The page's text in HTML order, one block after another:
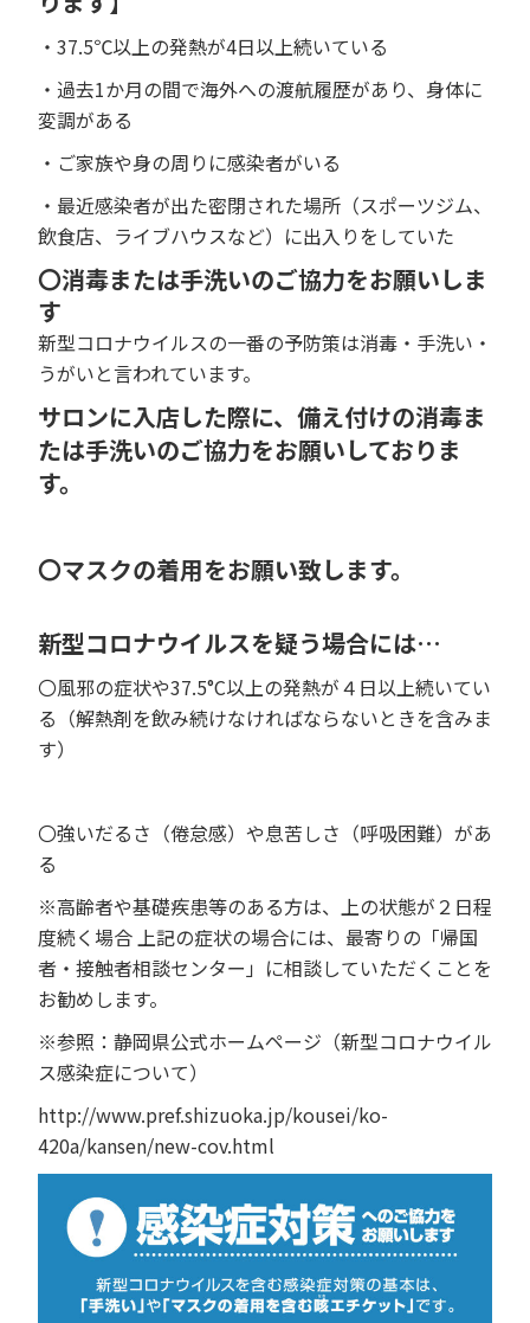
・37.5℃以上の発熱が4日以上続いている
・過去1か月の間で海外への渡航履歴があり、身体に
変調がある
・ご家族や身の周りに感染者がいる
・最近感染者が出た密閉された場所（スポーツジム、
飲食店、ライブハウスなど）に出入りをしていた
〇消毒または手洗いのご協力をお願いしま
す
新型コロナウイルスの一番の予防策は消毒・手洗い・
うがいと言われています。
サロンに入店した際に、備え付けの消毒ま
たは手洗いのご協力をお願いしておりま
す。
〇マスクの着用をお願い致します。
新型コロナウイルスを疑う場合には…
〇風邪の症状や37.5°C以上の発熱が４日以上続いてい
る（解熱剤を飲み続けなければならないときを含みま
す）
〇強いだるさ（倦怠感）や息苦しさ（呼吸困難）があ
る
※高齢者や基礎疾患等のある方は、上の状態が２日程
度続く場合 上記の症状の場合には、最寄りの「帰国
者・接触者相談センター」に相談していただくことを
お勧めします。
※参照：静岡県公式ホームページ（新型コロナウイル
ス感染症について）
http://www.pref.shizuoka.jp/kousei/ko-
420a/kansen/new-cov.html